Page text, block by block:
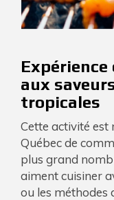
Expérience
aux
tropicales
Cette activité est
Québec de
plus grand
aiment cuisiner
ou les méthodes